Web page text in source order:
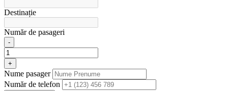
Destinație
Număr de pasageri
-
+
Nume pasager
Număr de telefon